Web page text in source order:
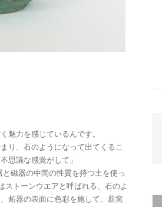
魅力を感じているんです。
り、石のようになって出てくるこ
思議な感覚がして」
磁器の中間の性質を持つ土を使っ
ストーンウエアと呼ばれる、石のよ
炻器の表面に色彩を施して、薪窯